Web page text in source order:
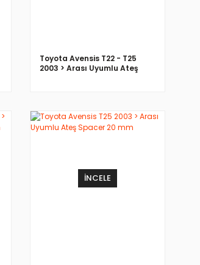
Toyota Avensis T22 - T25
2003 > Arası Uyumlu Ateş
İNCELE